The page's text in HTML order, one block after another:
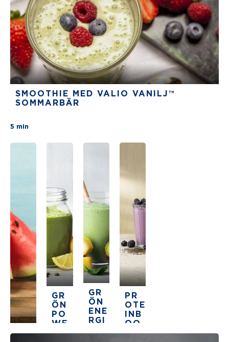
SMOOTHIE MED VALIO VANILJ™
SOMMARBÄR
5 min
SM
GR
ÖN
PO
WE
R
GR
ÖN
ENE
RGI
PR
OTE
INB
OO
ST